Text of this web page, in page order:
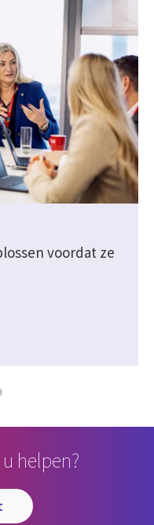
voordat ze
helpen?